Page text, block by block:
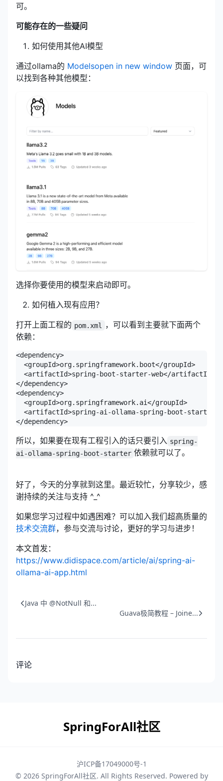
可。
可能存在的一些疑问
如何使用其他AI模型
通过ollama的 Modelsopen in new window 页面，可
以找到各种其他模型：
选择你要使用的模型来启动即可。
如何植入现有应用？
打开上面工程的 pom.xml
，可以看到主要就下面两个
依赖：
<dependency>
  <groupId>org.springframework.boot</groupId>
  <artifactId>spring-boot-starter-web</artifactId>
</dependency>
<dependency>
  <groupId>org.springframework.ai</groupId>
<artifactId>spring-ai-ollama-spring-boot-
</dependency>
所以，如果要在现有工程引入的话只要引入 spring-
ai-ollama-spring-boot-starter 依赖就可以了。
好了，今天的分享就到这里。最近较忙，分享较少，感
谢持续的关注与支持 ^_^
如果您学习过程中如遇困难？可以加入我们超高质量的
技术交流群，参与交流与讨论，更好的学习与进步！
本文首发：
https://www.didispace.com/article/ai/spring-ai-
ollama-ai-app.html
Java 中 @NotNull 和...
Guava极简教程 – Joine...
评论
SpringForAll社区
沪ICP备17049000号-1
© 2026 SpringForAll社区. All Rights Reserved. Powered by